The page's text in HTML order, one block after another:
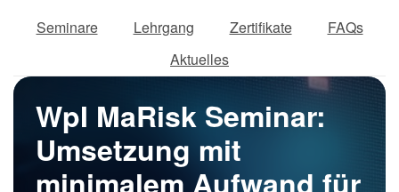
Seminare Lehrgang Zertifikate
FAQs
Aktuelles
WpI MaRisk Seminar:
Umsetzung mit
minimalem Aufwand für